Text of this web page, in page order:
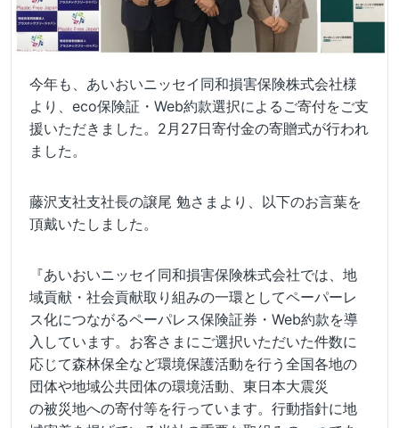
今年も、あいおいニッセイ同和損害保険株式会社様
より、eco保険証・Web約款選択によるご寄付をご支
援いただきました。2月27日寄付金の寄贈式が行われ
ました。
藤沢支社支社長の譲尾 勉さまより、以下のお言葉を
頂戴いたしました。
『あいおいニッセイ同和損害保険株式会社では、地
域貢献・社会貢献取り組みの一環としてペーパーレ
ス化につながるペーパレス保険証券・Web約款を導
入しています。お客さまにご選択いただいた件数に
応じて森林保全など環境保護活動を行う全国各地の
団体や地域公共団体の環境活動、東日本大震災
の被災地への寄付等を行っています。行動指針に地